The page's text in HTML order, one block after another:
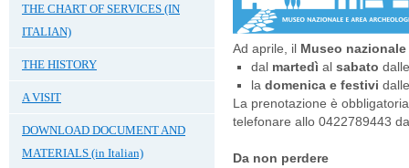
THE CHART OF SERVICES (IN
ITALIAN)
THE HISTORY
A VISIT
DOWNLOAD DOCUMENT AND
MATERIALS (in Italian)
Ad aprile, il Museo
dal martedì alsabato
la domenica e festivi
La prenotazione è
telefonare allo 0422789443
Da non perdere